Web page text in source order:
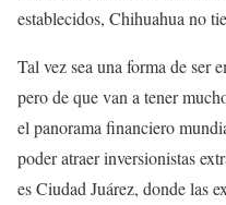
establecidos, Chihuahua no
Tal vez sea una forma de ser
pero de que van a tener
el panorama financiero
poder atraer inversionistas
es Ciudad Juárez, donde las